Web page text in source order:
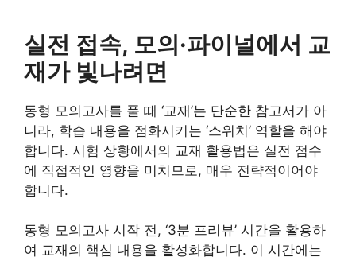
실전 접속, 모의·파이널에서 교
재가 빛나려면
동형 모의고사를 풀 때 ‘교재’는 단순한 참고서가 아
니라, 학습 내용을 점화시키는 ‘스위치’ 역할을 해야
합니다. 시험 상황에서의 교재 활용법은 실전 점수
에 직접적인 영향을 미치므로, 매우 전략적이어야
합니다.
동형 모의고사 시작 전, ‘3분 프리뷰’ 시간을 활용하
여 교재의 핵심 내용을 활성화합니다. 이 시간에는